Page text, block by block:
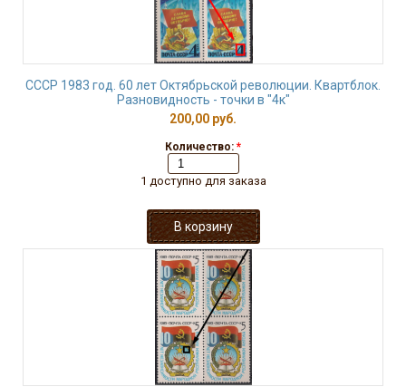
СССР 1983 год. 60 лет Октябрьской революции. Квартблок.
Разновидность - точки в "4к"
200,00 руб.
Количество: *
1 доступно для заказа